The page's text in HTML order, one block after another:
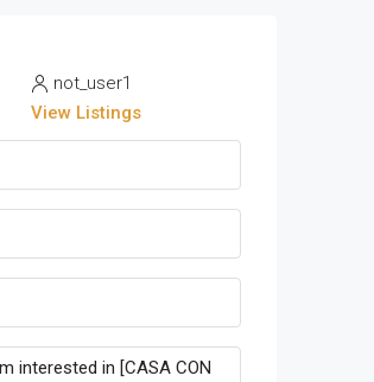
not_user1
View Listings